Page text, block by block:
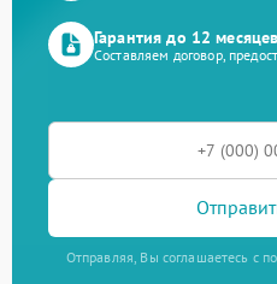
Гарантия до 12 месяцев
Составляем договор,
Отправляя, Вы соглашаетесь с